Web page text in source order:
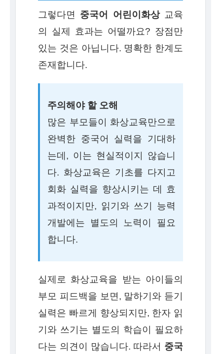
그렇다면 중국어 어린이화상교육
의 실제 효과는 어떨까요? 장점만
있는 것은 아닙니다. 명확한 한계도
존재합니다.
주의해야 할 오해
많은 부모들이 화상교육만으로
완벽한 중국어 실력을 기대하
는데, 이는 현실적이지 않습니
다. 화상교육은 기초를 다지고
회화 실력을 향상시키는 데 효
과적이지만, 읽기와 쓰기 능력
개발에는 별도의 노력이 필요
합니다.
실제로 화상교육을 받는 아이들의
부모 피드백을 보면, 말하기와 듣기
실력은 빠르게 향상되지만, 한자 읽
기와 쓰기는 별도의 학습이 필요하
다는 의견이 많습니다. 따라서 중국